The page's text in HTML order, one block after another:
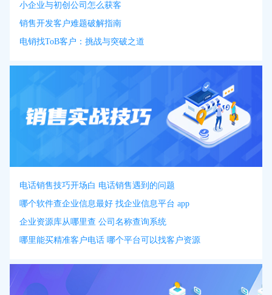
小企业与初创公司怎么获客
销售开发客户难题破解指南
电销找ToB客户：挑战与突破之道
电话销售技巧开场白 电话销售遇到的问题
哪个软件查企业信息最好 找企业信息平台 app
企业资源库从哪里查 公司名称查询系统
哪里能买精准客户电话 哪个平台可以找客户资源